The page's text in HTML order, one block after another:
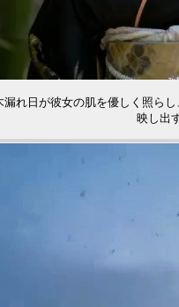
れ日が彼女の肌を優しく照ら
映し出